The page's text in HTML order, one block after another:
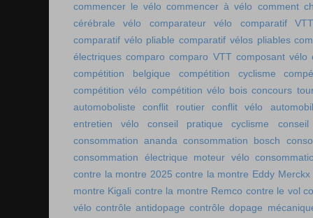
commencer le vélo commencer à vélo comment
cérébrale vélo
comparateur vélo
comparatif
comparatif vélo pliable comparatif vélos pliables
électriques comparo comparo VTT composant vélo
compétition belgique
compétition cyclisme
compétition vélo compétition vélo bois concours
automoboliste
conflit routier
conflit vélo
entretien vélo
conseil pratique cyclisme
consommation ananda consommation bosch
consommation électrique moteur vélo
contre la montre 2025 contre la montre Eddy Merckx
montre Kigali contre la montre Remco contre le vol
vélo contrôle antidopage contrôle dopage